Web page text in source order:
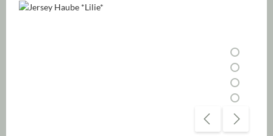
Bildergalerie überspringen